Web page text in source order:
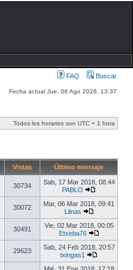
FAQ Buscar
Fecha actual Jue, 06 Ago 2026, 13:37
Todos los horarios son UTC + 1 hora
Vistas Último mensaje
30734
Sab, 17 Mar 2018, 08:44
PABLO
30072
Mar, 06 Mar 2018, 09:41
Llinas
30491
Vie, 02 Mar 2018, 00:05
Etxeba76
29623
Sab, 24 Feb 2018, 20:57
txingas1